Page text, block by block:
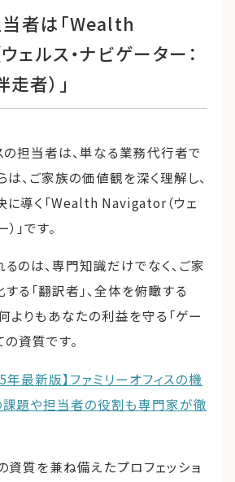
当者は「Wealth
ェルス・ナビゲーター：
者）」
の担当者は、単なる業務代行者で
は、ご家族の価値観を深く理解し、
導く「Wealth Navigator（ウェ
」です。
のは、専門知識だけでなく、ご家
る「翻訳者」、全体を俯瞰する
何よりもあなたの利益を守る「ゲー
の資質です。
年最新版】ファミリーオフィスの機
題や担当者の役割も専門家が徹
資質を兼ね備えたプロフェッショ